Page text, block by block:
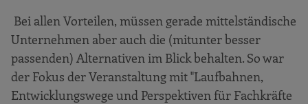
Bei allen Vorteilen, müssen gerade mittelständische
Unternehmen aber auch die (mitunter besser
passenden) Alternativen im Blick behalten. So war
der Fokus der Veranstaltung mit "Laufbahnen,
Entwicklungswege und Perspektiven für Fachkräfte